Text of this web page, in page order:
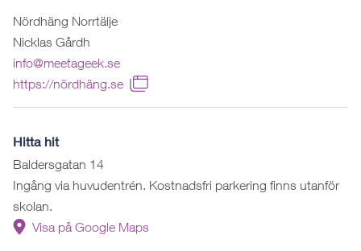
Nördhäng Norrtälje
Nicklas Gårdh
info@meetageek.se
https://nördhäng.se
Hitta hit
Baldersgatan 14
Ingång via huvudentrén. Kostnadsfri parkering finns utanför
skolan.
Visa på Google Maps